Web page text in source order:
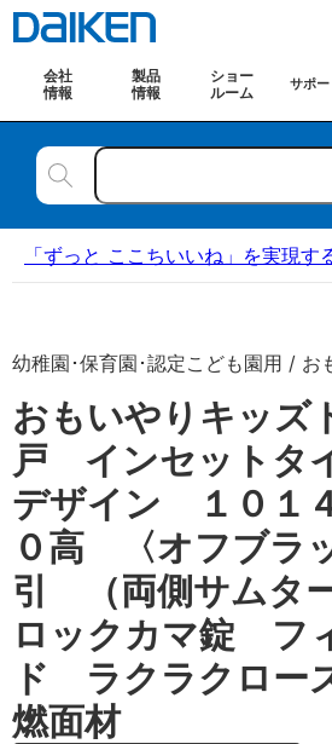
会社
情報
製品
情報
ショー
ルーム
サポー
「ずっと ここちいいね」を実現
幼稚園･保育園･認定こども園用 / お
おもいやりキッ
戸 インセット
デザイン １０１
０高 〈オフブラ
引 （両側サムタ
ロックカマ錠 フ
ド ラクラクロー
燃面材